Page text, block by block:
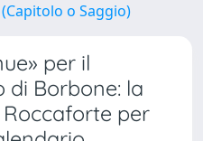
o Saggio)
per il
di Borbone: la
per